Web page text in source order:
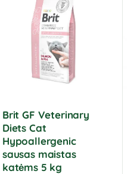
Brit GF Veterinary
Diets Cat
Hypoallergenic
sausas maistas
katėms 5 kg